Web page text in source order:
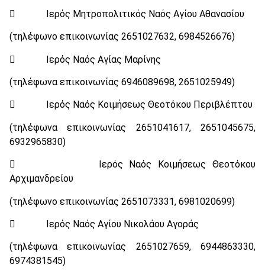
 Ιερός Μητροπολιτικός Ναός Αγίου Αθανασίου
(τηλέφωνο επικοινωνίας 2651027632, 6984526676)
 Ιερός Ναός Αγίας Μαρίνης
(τηλέφωνα επικοινωνίας 6946089698, 2651025949)
 Ιερός Ναός Κοιμήσεως Θεοτόκου Περιβλέπτου
(τηλέφωνα επικοινωνίας 2651041617, 2651045675,
6932965830)
 Ιερός Ναός Κοιμήσεως Θεοτόκου
Αρχιμανδρείου
(τηλέφωνο επικοινωνίας 2651073331, 6981020699)
 Ιερός Ναός Αγίου Νικολάου Αγοράς
(τηλέφωνα επικοινωνίας 2651027659, 6944863330,
6974381545)